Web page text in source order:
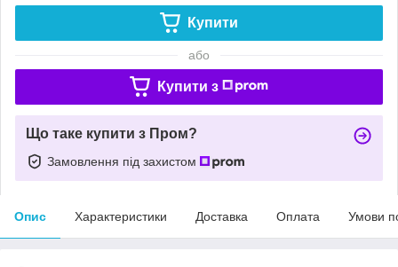
Купити
або
Купити з
Що таке купити з Пром?
Замовлення під захистом
Опис Характеристики Доставка Оплата Умови